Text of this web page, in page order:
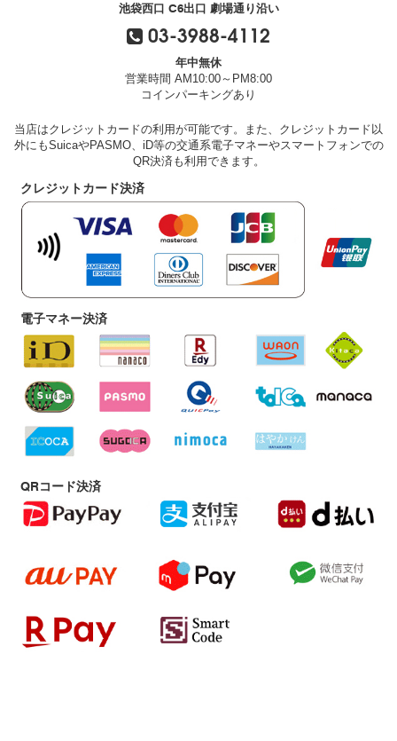
池袋西口 C6出口 劇場通り沿い
03-3988-4112
年中無休
営業時間 AM10:00～PM8:00
コインパーキングあり
当店はクレジットカードの利用が可能です。また、クレジットカード以
外にもSuicaやPASMO、iD等の交通系電子マネーやスマートフォンでの
QR決済も利用できます。
クレジットカード決済
電子マネー決済
QRコード決済